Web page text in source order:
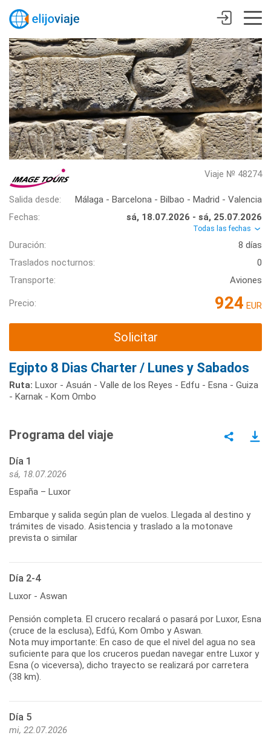
Viaje № 48274
Salida desde:
Málaga - Barcelona - Bilbao - Madrid - Valencia
Fechas:
sá, 18.07.2026 - sá, 25.07.2026
Todas las fechas
Duración:
8 días
Traslados nocturnos:
0
Transporte:
Aviones
Precio: 924 EUR
Solicitar
Egipto 8 Dias Charter / Lunes y Sabados
Ruta: Luxor - Asuán - Valle de los Reyes - Edfu - Esna - Guiza
- Karnak - Kom Ombo
Programa del viaje
Día 1
sá, 18.07.2026
España – Luxor
Embarque y salida según plan de vuelos. Llegada al destino y
trámites de visado. Asistencia y traslado a la motonave
prevista o similar
Día 2-4
Luxor - Aswan
Pensión completa. El crucero recalará o pasará por Luxor, Esna
(cruce de la esclusa), Edfú, Kom Ombo y Aswan.
Nota muy importante: En caso de que el nivel del agua no sea
suficiente para que los cruceros puedan navegar entre Luxor y
Esna (o viceversa), dicho trayecto se realizará por carretera
(38 km).
Día 5
mi, 22.07.2026